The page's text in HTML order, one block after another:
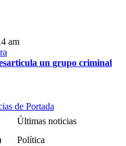
am
un grupo criminal
de Portada
Últimas noticias
Política